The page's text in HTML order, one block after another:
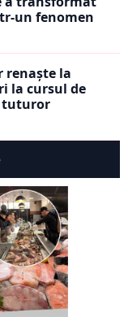
un fenomen
renaște la
la cursul de
tuturor